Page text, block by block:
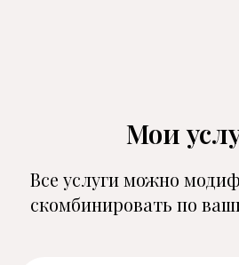
Мои
Все услуги можно
скомбинировать по